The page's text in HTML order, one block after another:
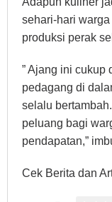
sehari-hari
produksi perak
” Ajang ini cukup
pedagang di
selalu
peluang bagi
pendapatan,”
Cek Berita dan